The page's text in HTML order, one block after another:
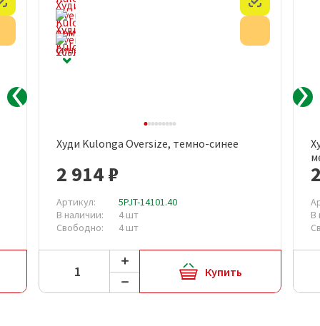
Худи Kulonga Oversize, темно-синее
2 914 ₽
Артикул:
5PJT-14101.40
В наличии:
4 шт
Свободно:
4 шт
Купить
В